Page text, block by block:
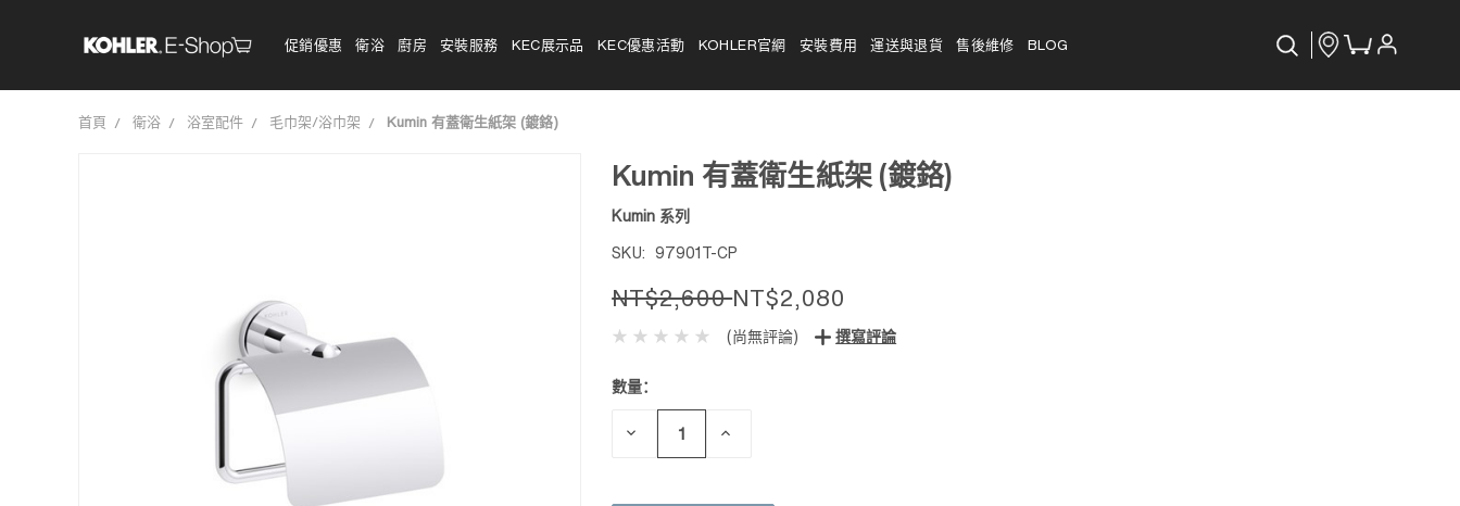
促銷優惠 衛浴 廚房 安裝服務 KEC展示品 KEC優惠活動 KOHLER官網 安裝費用 運送與退貨 售後維修 BLOG
首頁 衛浴 浴室配件 毛巾架/浴巾架 Kumin 有蓋衛生紙架 (鍍鉻)
Kumin 有蓋衛生紙架 (鍍鉻)
Kumin 系列
SKU: 97901T-CP
NT$2,600NT$2,080
(尚無評論) 撰寫評論
目前
存：
數量：
增